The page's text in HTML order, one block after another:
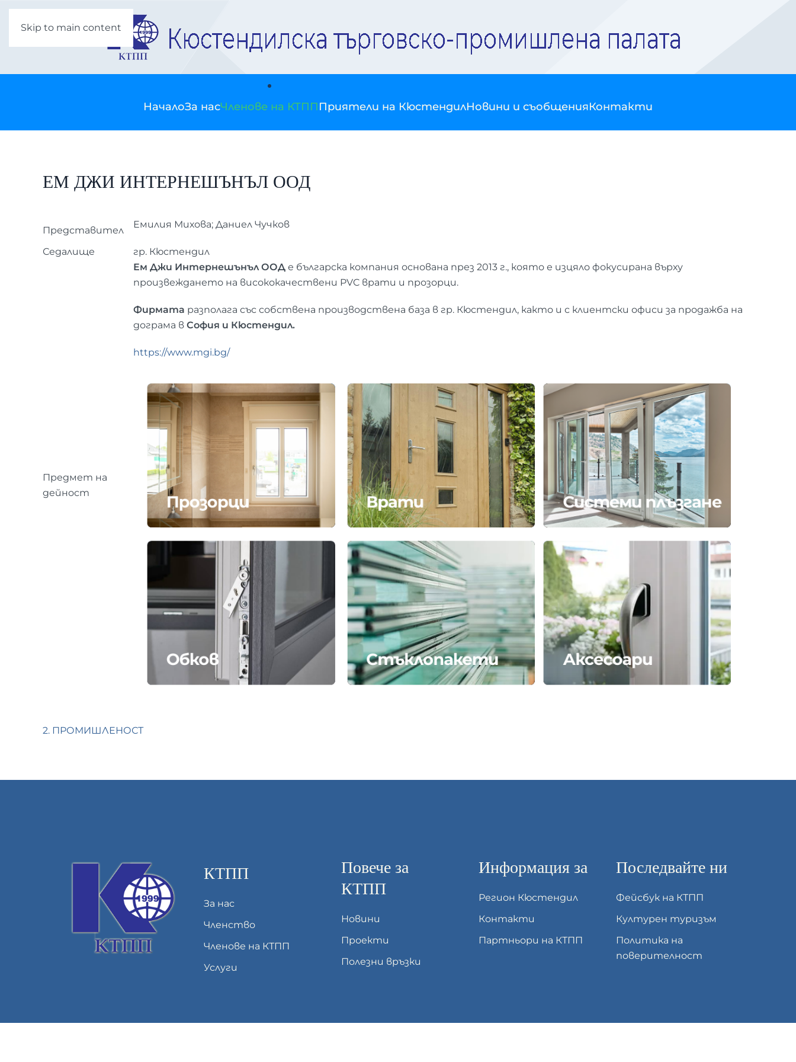
Skip to main content
НачалоЗа насЧленове на КТПППриятели на КюстендилНовини и съобщенияКонтакти
ЕМ ДЖИ ИНТЕРНЕШЪНЪЛ ООД
Представител
Емилия Михова; Даниел Чучков
Седалище гр. Кюстендил
Предмет на
дейност
Ем Джи Интернешънъл ООД е българска компания основана през 2013 г., която е изцяло фокусирана върху
произвеждането на висококачествени PVC врати и прозорци.
Фирмата разполага със собствена производствена база в гр. Кюстендил, както и с клиентски офиси за продажба на
дограма в София и Кюстендил.
https://www.mgi.bg/
2. ПРОМИШЛЕНОСТ
КТПП
За нас
Членство
Членове на КТПП
Услуги
Повече за
КТПП
Новини
Проекти
Полезни връзки
Информация за
Регион Кюстендил
Контакти
Партньори на КТПП
Последвайте ни
Фейсбук на КТПП
Културен туризъм
Политика на
поверителност